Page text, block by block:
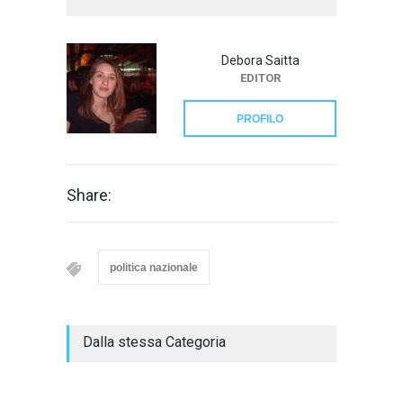
Debora Saitta
EDITOR
PROFILO
Share:
politica nazionale
Dalla stessa Categoria